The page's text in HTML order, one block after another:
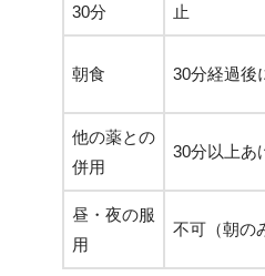
30分
止
朝食 30分経過後
他の薬との
併用
30分以上あ
昼・夜の服
用
不可（朝の